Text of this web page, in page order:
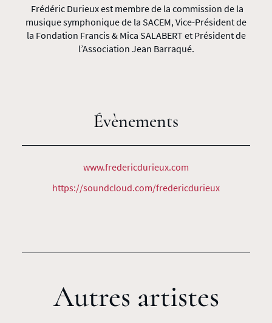
Frédéric Durieux est membre de la commission de la
musique symphonique de la SACEM, Vice-Président de
la Fondation Francis & Mica SALABERT et Président de
l’Association Jean Barraqué.
Évènements
www.fredericdurieux.com
https://soundcloud.com/fredericdurieux
Autres artistes